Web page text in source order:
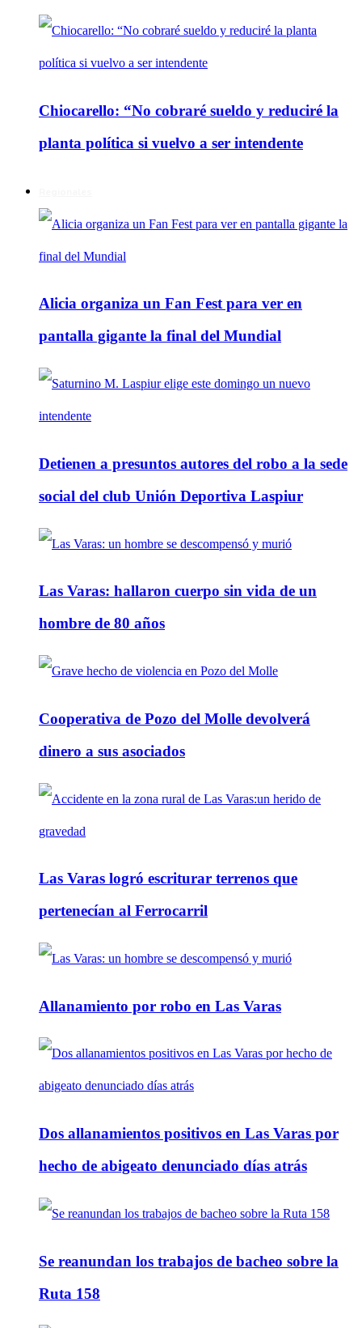
Chiocarello: “No cobraré sueldo y reduciré la
planta política si vuelvo a ser intendente
Alicia organiza un Fan Fest para ver en
pantalla gigante la final del Mundial
Detienen a presuntos autores del robo a la sede
social del club Unión Deportiva Laspiur
Las Varas: hallaron cuerpo sin vida de un
hombre de 80 años
Cooperativa de Pozo del Molle devolverá
dinero a sus asociados
Las Varas logró escriturar terrenos que
pertenecían al Ferrocarril
Allanamiento por robo en Las Varas
Dos allanamientos positivos en Las Varas por
hecho de abigeato denunciado días atrás
Se reanundan los trabajos de bacheo sobre la
Ruta 158